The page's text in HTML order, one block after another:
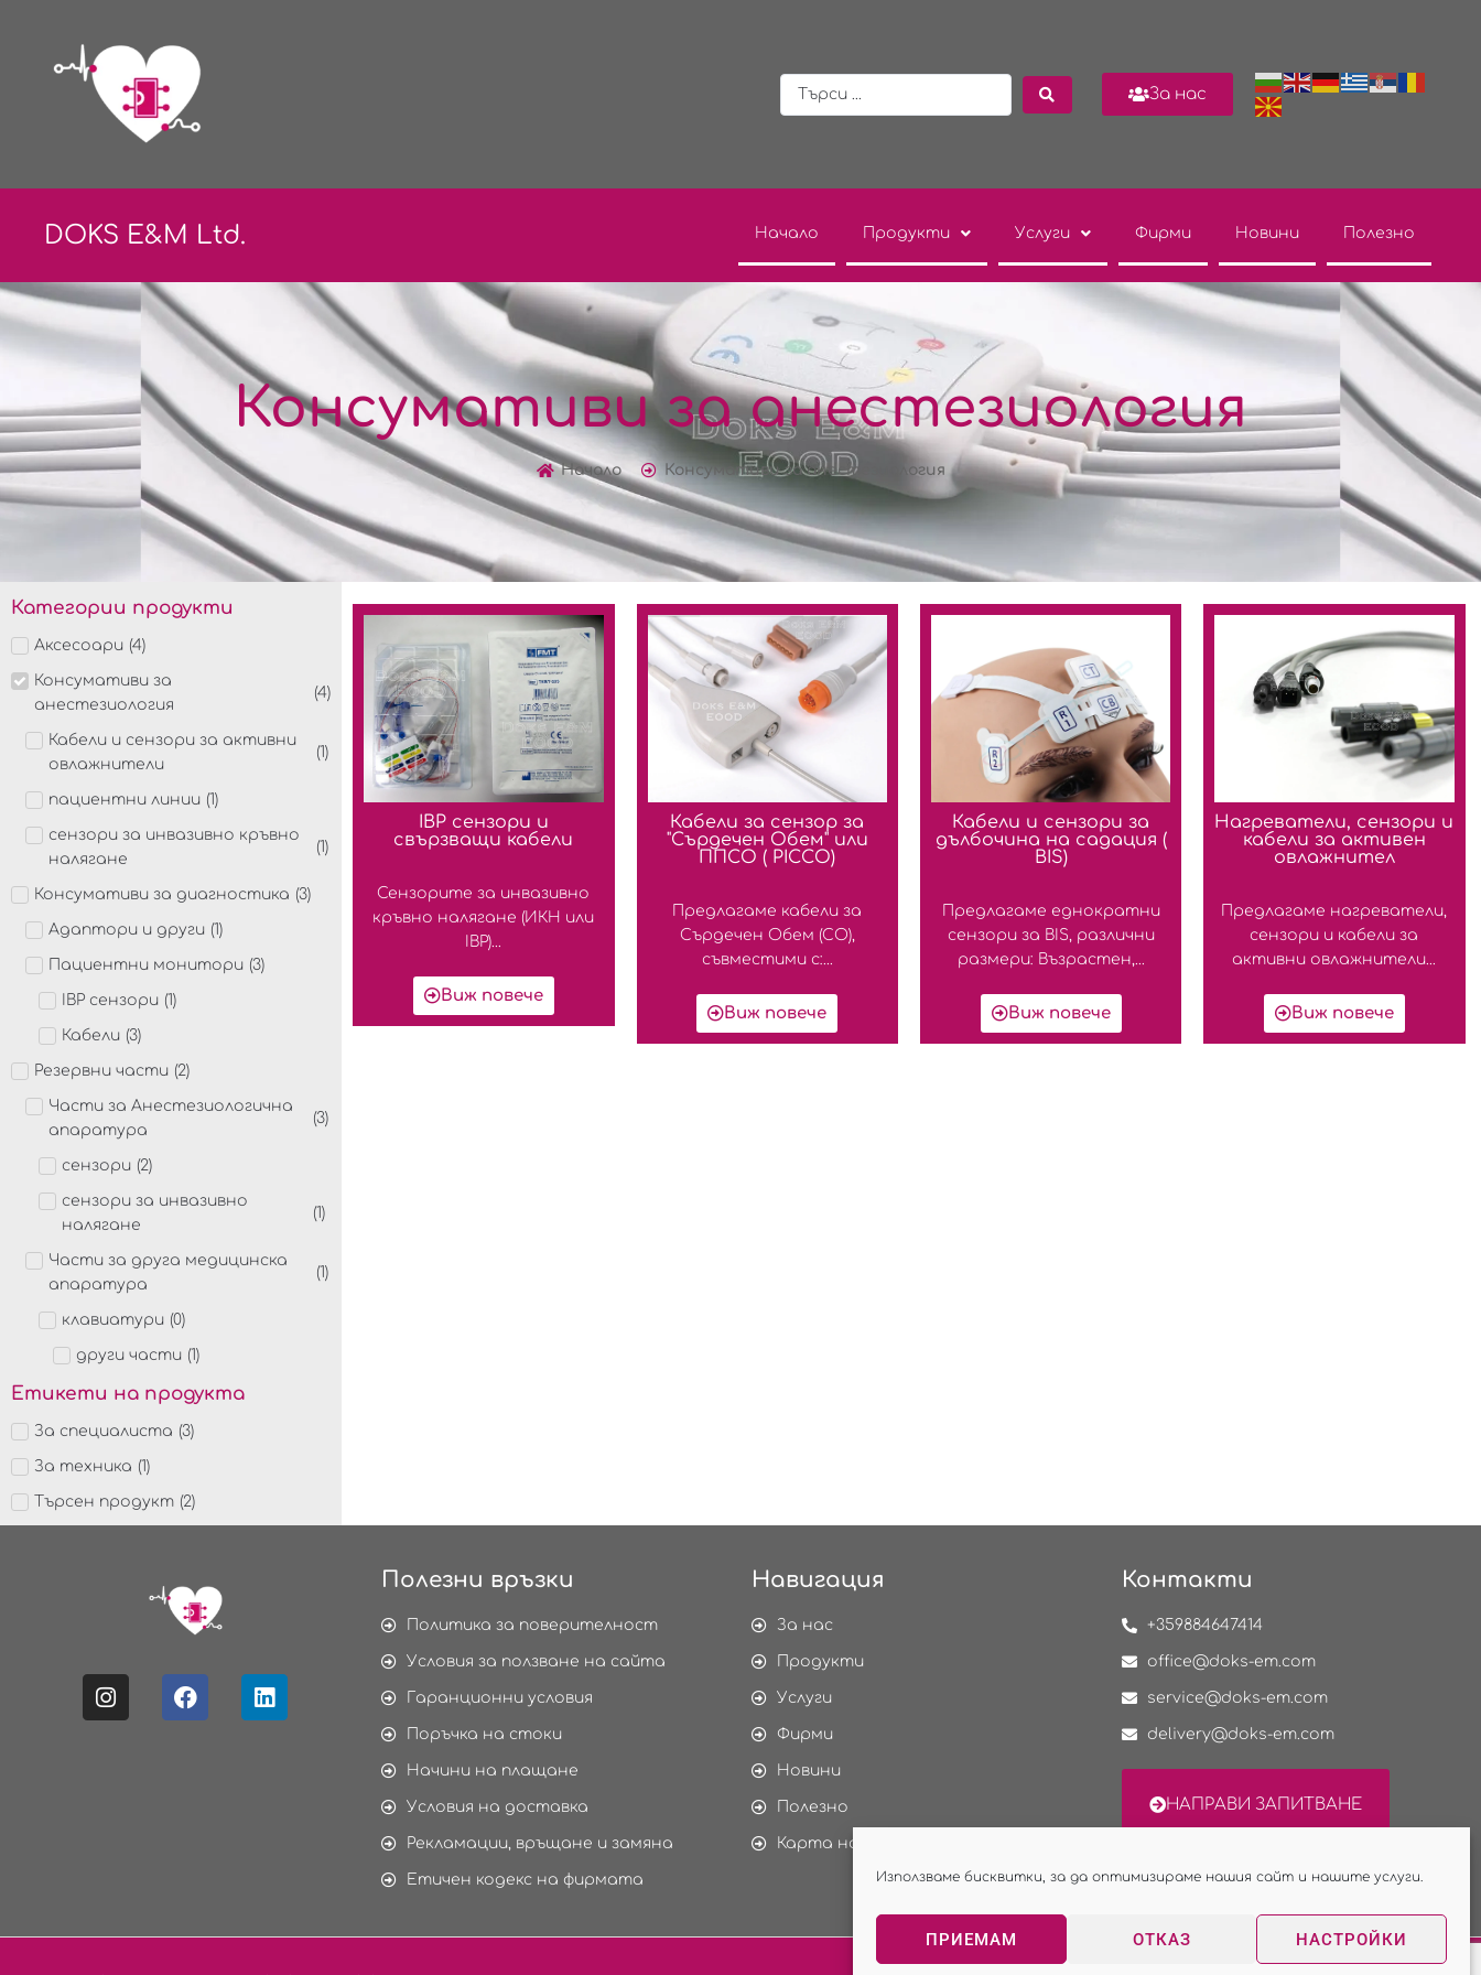
Използваме бисквитки, за да оптимизираме нашия сайт и нашите услуги.
ПРИЕМАМ ОТКАЗ НАСТРОЙКИ
За нас
DOKS E&M Ltd. Начало Продукти Услуги Фирми Новини Полезно
Консумативи за анестезиология
Начало Консумативи за анестезиология
Категории продукти
Аксесоари (4)
Консумативи за
анестезиология
(4)
Кабели и сензори за активни
овлажнители
(1)
пациентни линии (1)
сензори за инвазивно кръвно
налягане
(1)
Консумативи за диагностика (3)
Адаптори и други (1)
Пациентни монитори (3)
IBP сензори (1)
Кабели (3)
Резервни части (2)
Части за Анестезиологична
апаратура
(3)
сензори (2)
сензори за инвазивно
налягане
(1)
Части за друга медицинска
апаратура
(1)
клавиатури (0)
други части (1)
Етикети на продукта
За специалиста (3)
За техника (1)
Търсен продукт (2)
IBP сензори и
свързващи кабели
Сензорите за инвазивно
кръвно налягане (ИКН или
IBP)...
Виж повече
Кабели за сензор за
"Сърдечен Обем" или
ППСО ( PICCO)
Предлагаме кабели за
Сърдечен Обем (СО),
съвместими с:...
Виж повече
Кабели и сензори за
дълбочина на садация (
BIS)
Предлагаме еднократни
сензори за BIS, различни
размери: Възрастен,...
Виж повече
Нагреватели, сензори и
кабели за активен
овлажнител
Предлагаме нагреватели,
сензори и кабели за
активни овлажнители...
Виж повече
Полезни връзки
Политика за поверителност
Условия за ползване на сайта
Гаранционни условия
Поръчка на стоки
Начини на плащане
Условия на доставка
Рекламации, връщане и замяна
Етичен кодекс на фирмата
Навигация
За нас
Продукти
Услуги
Фирми
Новини
Полезно
Карта на сайта
Контакти
+359884647414
office@doks-em.com
service@doks-em.com
delivery@doks-em.com
НАПРАВИ ЗАПИТВАНЕ